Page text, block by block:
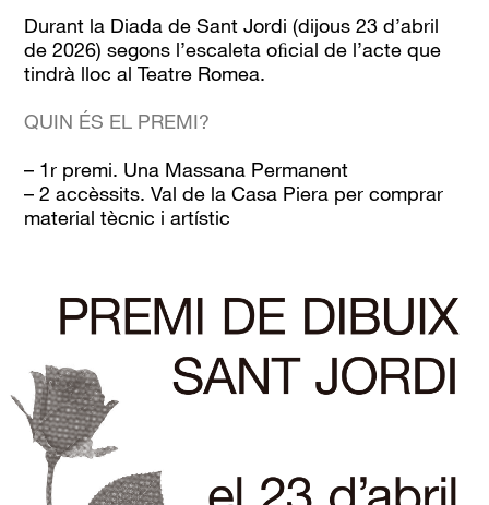
Durant la Diada de Sant Jordi (dijous 23 d’abril
de 2026) segons l’escaleta oﬁcial de l’acte que
tindrà lloc al Teatre Romea.
QUIN ÉS EL PREMI?
– 1r premi. Una Massana Permanent
– 2 accèssits. Val de la Casa Piera per comprar
material tècnic i artístic